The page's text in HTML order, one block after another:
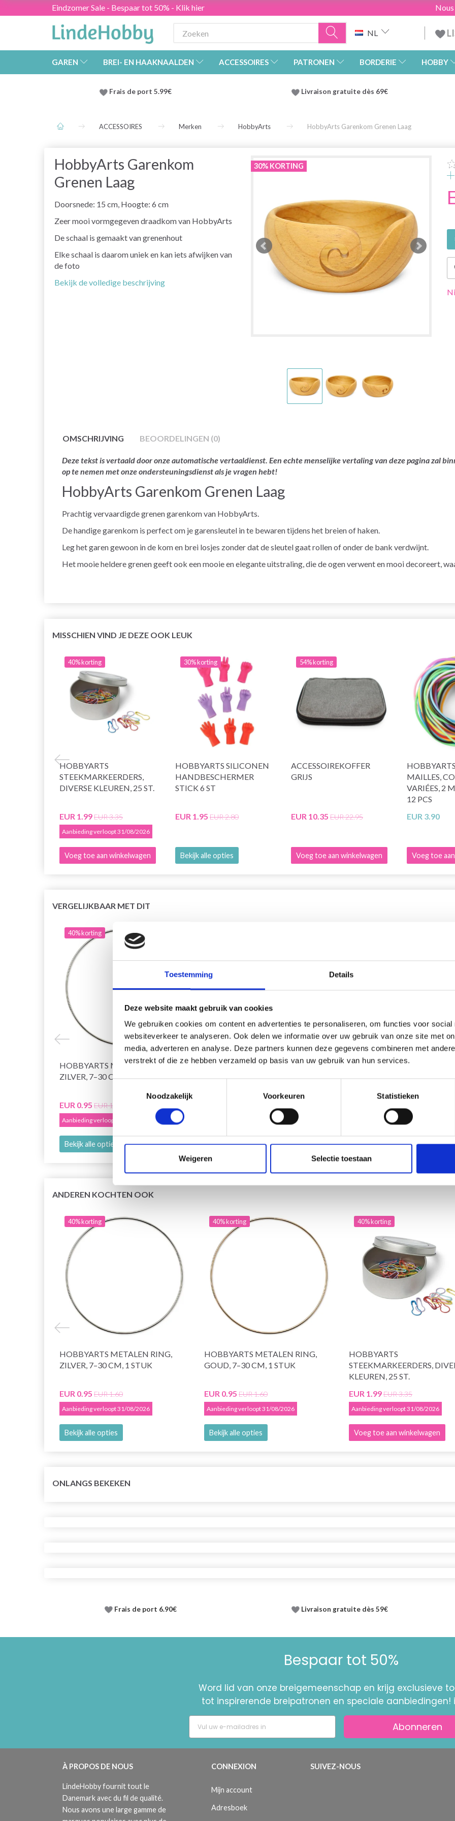
Toestemming Details
Deze website maakt gebruik van cookies
We gebruiken cookies om content en advertenties te personaliseren, om functies voor social
websiteverkeer te analyseren. Ook delen we informatie over uw gebruik van onze site met
media, adverteren en analyse. Deze partners kunnen deze gegevens combineren met
verstrekt of die ze hebben verzameld op basis van uw gebruik van hun services.
Noodzakelijk
Voorkeuren Statistieken
Weigeren Selectie toestaan
Eindzomer Sale - Bespaar tot 50% - Klik hier
NL
GAREN BREI- EN HAAKNAALDEN ACCESSOIRES PATRONEN BORDERIE HOBBY
Frais de port 5.99€ Livraison gratuite dès 69€
ACCESSOIRES Merken HobbyArts HobbyArts Garenkom Grenen Laag
HobbyArts Garenkom
Grenen Laag
Doorsnede: 15 cm, Hoogte: 6 cm
Zeer mooi vormgegeven draadkom van HobbyArts
De schaal is gemaakt van grenenhout
Elke schaal is daarom uniek en kan iets afwijken van
de foto
Bekijk de volledige beschrijving
30% KORTING
OMSCHRIJVING BEOORDELINGEN (0)
Deze tekst is vertaald door onze automatische vertaaldienst. Een echte menselijke vertaling van deze pagina zal
op te nemen met onze ondersteuningsdienst als je vragen hebt!
HobbyArts Garenkom Grenen Laag
Prachtig vervaardigde grenen garenkom van HobbyArts.
De handige garenkom is perfect om je garensleutel in te bewaren tijdens het breien of haken.
Leg het garen gewoon in de kom en brei losjes zonder dat de sleutel gaat rollen of onder de bank verdwijnt.
Het mooie heldere grenen geeft ook een mooie en elegante uitstraling, die de ogen verwent en mooi decoreert,
MISSCHIEN VIND JE DEZE OOK LEUK
40% korting
HOBBYARTS
STEEKMARKEERDERS,
DIVERSE KLEUREN, 25 ST.
EUR 1.99EUR 3.35
Aanbieding verloopt 31/08/2026
Voeg toe aan winkelwagen
30% korting
HOBBYARTS SILICONEN
HANDBESCHERMER
STICK 6 ST
EUR 1.95 EUR 2.80
Bekijk alle opties
54% korting
ACCESSOIREKOFFER
GRIJS
EUR 10.35 EUR 22.95
Voeg toe aan winkelwagen
MAILLES,
VARIÉES, 2
12 PCS
EUR 3.90
Voeg toe
VERGELIJKBAAR MET DIT
40% korting
HOBBYARTS METALEN RING,
ZILVER, 7–30 CM, 1 STUK
EUR 0.95 EUR 1.60
Aanbieding verloopt 31/08/2026
Bekijk alle opties
HOBBYARTS METALEN RING,
GOUD, 7–30 CM, 1 STUK
Aanbieding verloopt 31/08/2026
Bekijk alle opties
HOBBYARTS
STEEKMARKEERDERS,
Aanbieding verloopt 31/08/2026
Voeg toe aan winkelwagen
ANDEREN KOCHTEN OOK
40% korting
HOBBYARTS METALEN RING,
ZILVER, 7–30 CM, 1 STUK
EUR 0.95 EUR 1.60
Aanbieding verloopt 31/08/2026
Bekijk alle opties
40% korting
HOBBYARTS METALEN RING,
GOUD, 7–30 CM, 1 STUK
EUR 0.95 EUR 1.60
Aanbieding verloopt 31/08/2026
Bekijk alle opties
40% korting
HOBBYARTS
STEEKMARKEERDERS,
KLEUREN, 25 ST.
EUR 1.99EUR 3.35
Aanbieding verloopt 31/08/2026
Voeg toe aan winkelwagen
ONLANGS BEKEKEN
Frais de port 6.90€ Livraison gratuite dès 59€
Bespaar tot 50%
Word lid van onze breigemeenschap en krijg exclusieve
tot inspirerende breipatronen en speciale aanbiedingen!
Abonneren
À PROPOS DE NOUS
LindeHobby fournit tout le
Danemark avec du fil de qualité.
Nous avons une large gamme de
CONNEXION
Mijn account
Adresboek
SUIVEZ-NOUS